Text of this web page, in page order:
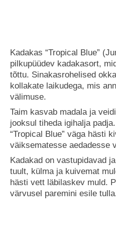
Kadakas “Tropical Blue”
pilkupüüdev kadakasort,
tõttu. Sinakasrohelised
kollakate laikudega, mis
välimuse.
Taim kasvab madala ja
jooksul tiheda igihalja
“Tropical Blue” väga hästi
väiksematesse aedadesse
Kadakad on vastupidavad
tuult, külma ja kuivemat
hästi vett läbilaskev muld.
värvusel paremini esile